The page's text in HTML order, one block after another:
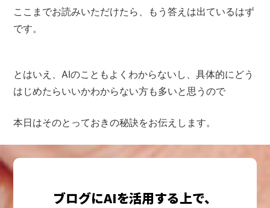
ここまでお読みいただけたら、
もう答えは出ているはず
です。
とはいえ、AIのこともよくわからないし、具体的にどう
はじめたらいいかわからない方も多いと思うので
本日はそのとっておきの秘訣をお伝えします。
ブログにAIを活用する上で、